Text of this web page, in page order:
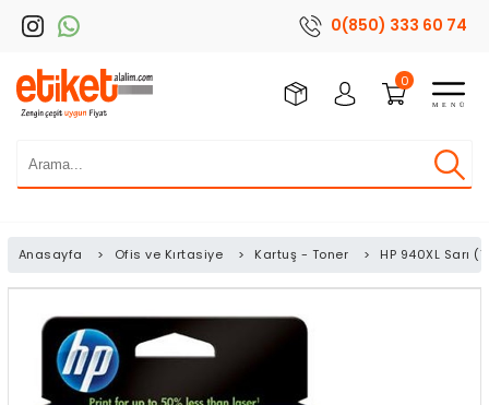
0(850) 333 60 74
0
Anasayfa > Ofis ve Kırtasiye > Kartuş - Toner > HP 940XL Sarı